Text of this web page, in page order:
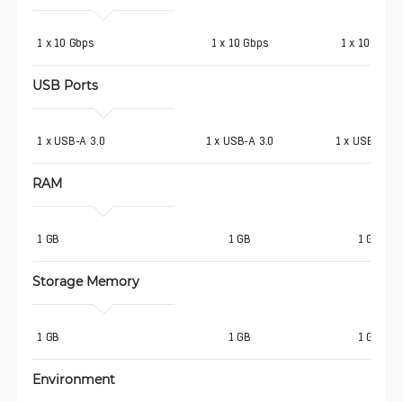
1 x 10 Gbps 1 x 10 Gbps 1 x 10 Gbps
USB Ports
1 x USB-A 3.0 1 x USB-A 3.0 1 x USB-A 3.0
RAM
1 GB 1 GB 1 GB
Storage Memory
1 GB 1 GB 1 GB
Environment